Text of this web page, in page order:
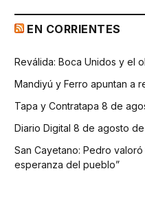
EN CORRIENTES
Reválida: Boca Unidos y el
Mandiyú y Ferro apuntan a
Tapa y Contratapa 8 de
Diario Digital 8 de agosto
San Cayetano: Pedro
esperanza del pueblo”